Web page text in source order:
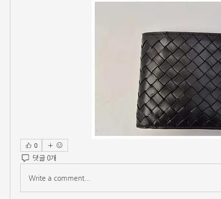
0
댓글 0개
Write a comment...